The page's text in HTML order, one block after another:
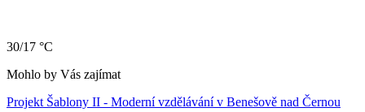
30/17 °C
Mohlo by Vás zajímat
Projekt Šablony II - Moderní vzdělávání v Benešově nad Černou